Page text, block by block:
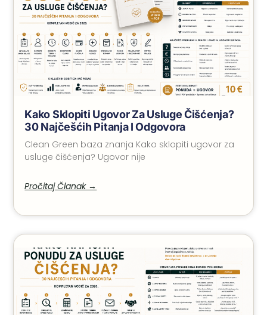
Kako Sklopiti Ugovor Za Usluge Čišćenja?
30 Najčešćih Pitanja I Odgovora
Clean Green baza znanja Kako sklopiti ugovor za
usluge čišćenja? Ugovor nije
Pročitaj Članak →